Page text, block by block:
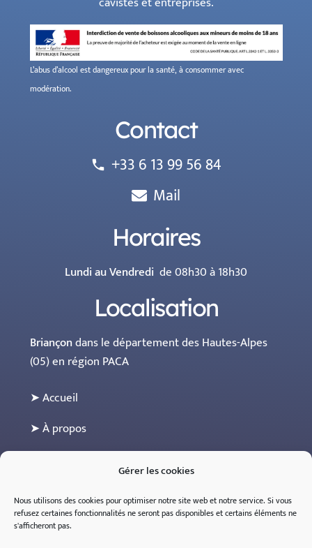
Gérer les cookies
Nous utilisons des cookies pour optimiser notre site web et notre service. Si vous
refusezcertainesfonctionnalitésneserontpasdisponiblesetcertainsélémentsne
s'afficherontpas.
L’abus d’alcool est dangereux pour la santé, à consommer avec
modération.
Contact
phone +33 6 13 99 56 84
Mail
Horaires
Lundi au Vendredi de 08h30 à 18h30
Localisation
Briançondans le département des Hautes-Alpes
(05) en région PACA
➤ Accueil
➤ À propos
➤ Espace professionnel (sur inscription)